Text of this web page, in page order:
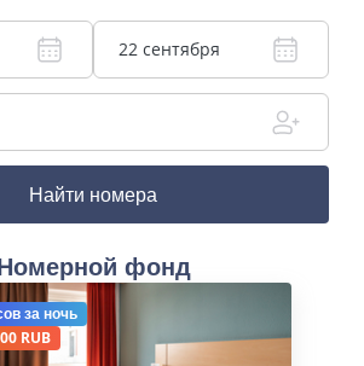
22 сентября
Найти номера
фонд
за ночь
RUB